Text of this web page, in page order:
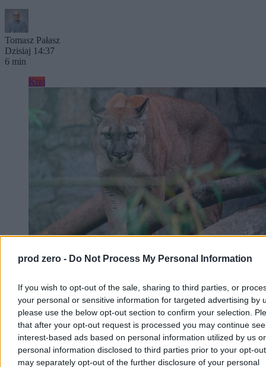
prod zero - Do Not Process My Personal Information
If you wish to opt-out of the sale, sharing to third parties, or
your personal or sensitive information for targeted advertising by
please use the below opt-out section to confirm your selection.
that after your opt-out request is processed you may continue
interest-based ads based on personal information utilized by us or
personal information disclosed to third parties prior to your opt-
may separately opt-out of the further disclosure of your personal
Tomasz Pałasz
Dzisiaj 14:37
6 min
Kraj
ostrzegają mieszkańców
Pumę zauważono w okolicach wsi Osiek-Wólka w powiecie
ciechanowskim. Lokalne służby zarządzania kryzysowego apelują
do mieszkańców kilku miejscowości o szczególną ostrożność i
niewchodzenie do pobliskich lasów oraz zadrzewień.